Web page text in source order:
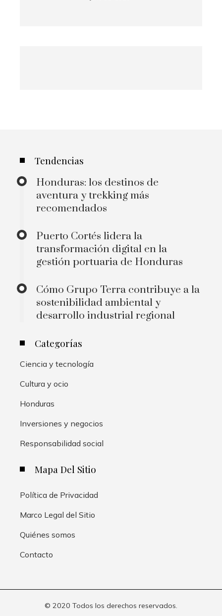
Tendencias
Honduras: los destinos de
aventura y trekking más
recomendados
Puerto Cortés lidera la
transformación digital en la
gestión portuaria de Honduras
Cómo Grupo Terra contribuye a la
sostenibilidad ambiental y
desarrollo industrial regional
Categorías
Ciencia y tecnología
Cultura y ocio
Honduras
Inversiones y negocios
Responsabilidad social
Mapa Del Sitio
Política de Privacidad
Marco Legal del Sitio
Quiénes somos
Contacto
© 2020 Todos los derechos reservados.